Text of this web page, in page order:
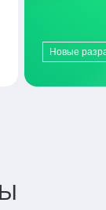
Новые